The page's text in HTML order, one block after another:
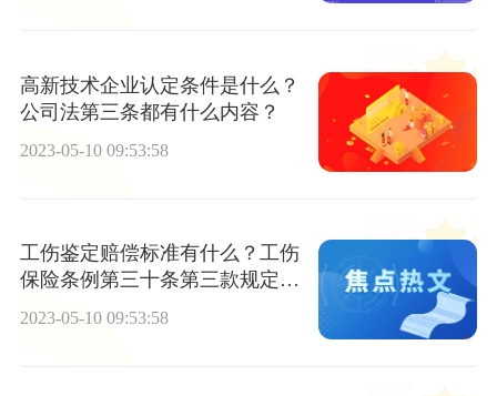
高新技术企业认定条件是什么？
公司法第三条都有什么内容？
2023-05-10 09:53:58
工伤鉴定赔偿标准有什么？工伤
保险条例第三十条第三款规定内
容是什么？
2023-05-10 09:53:58